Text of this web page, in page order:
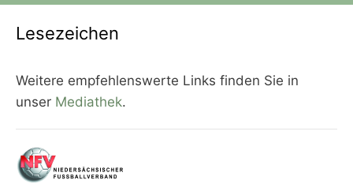
Lesezeichen
Weitere empfehlenswerte Links finden Sie in
unser Mediathek.